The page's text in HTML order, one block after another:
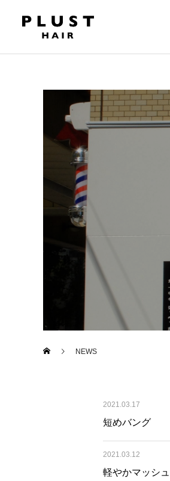
NEWS
2021.03.17
短めバング
2021.03.12
軽やかマッシュ